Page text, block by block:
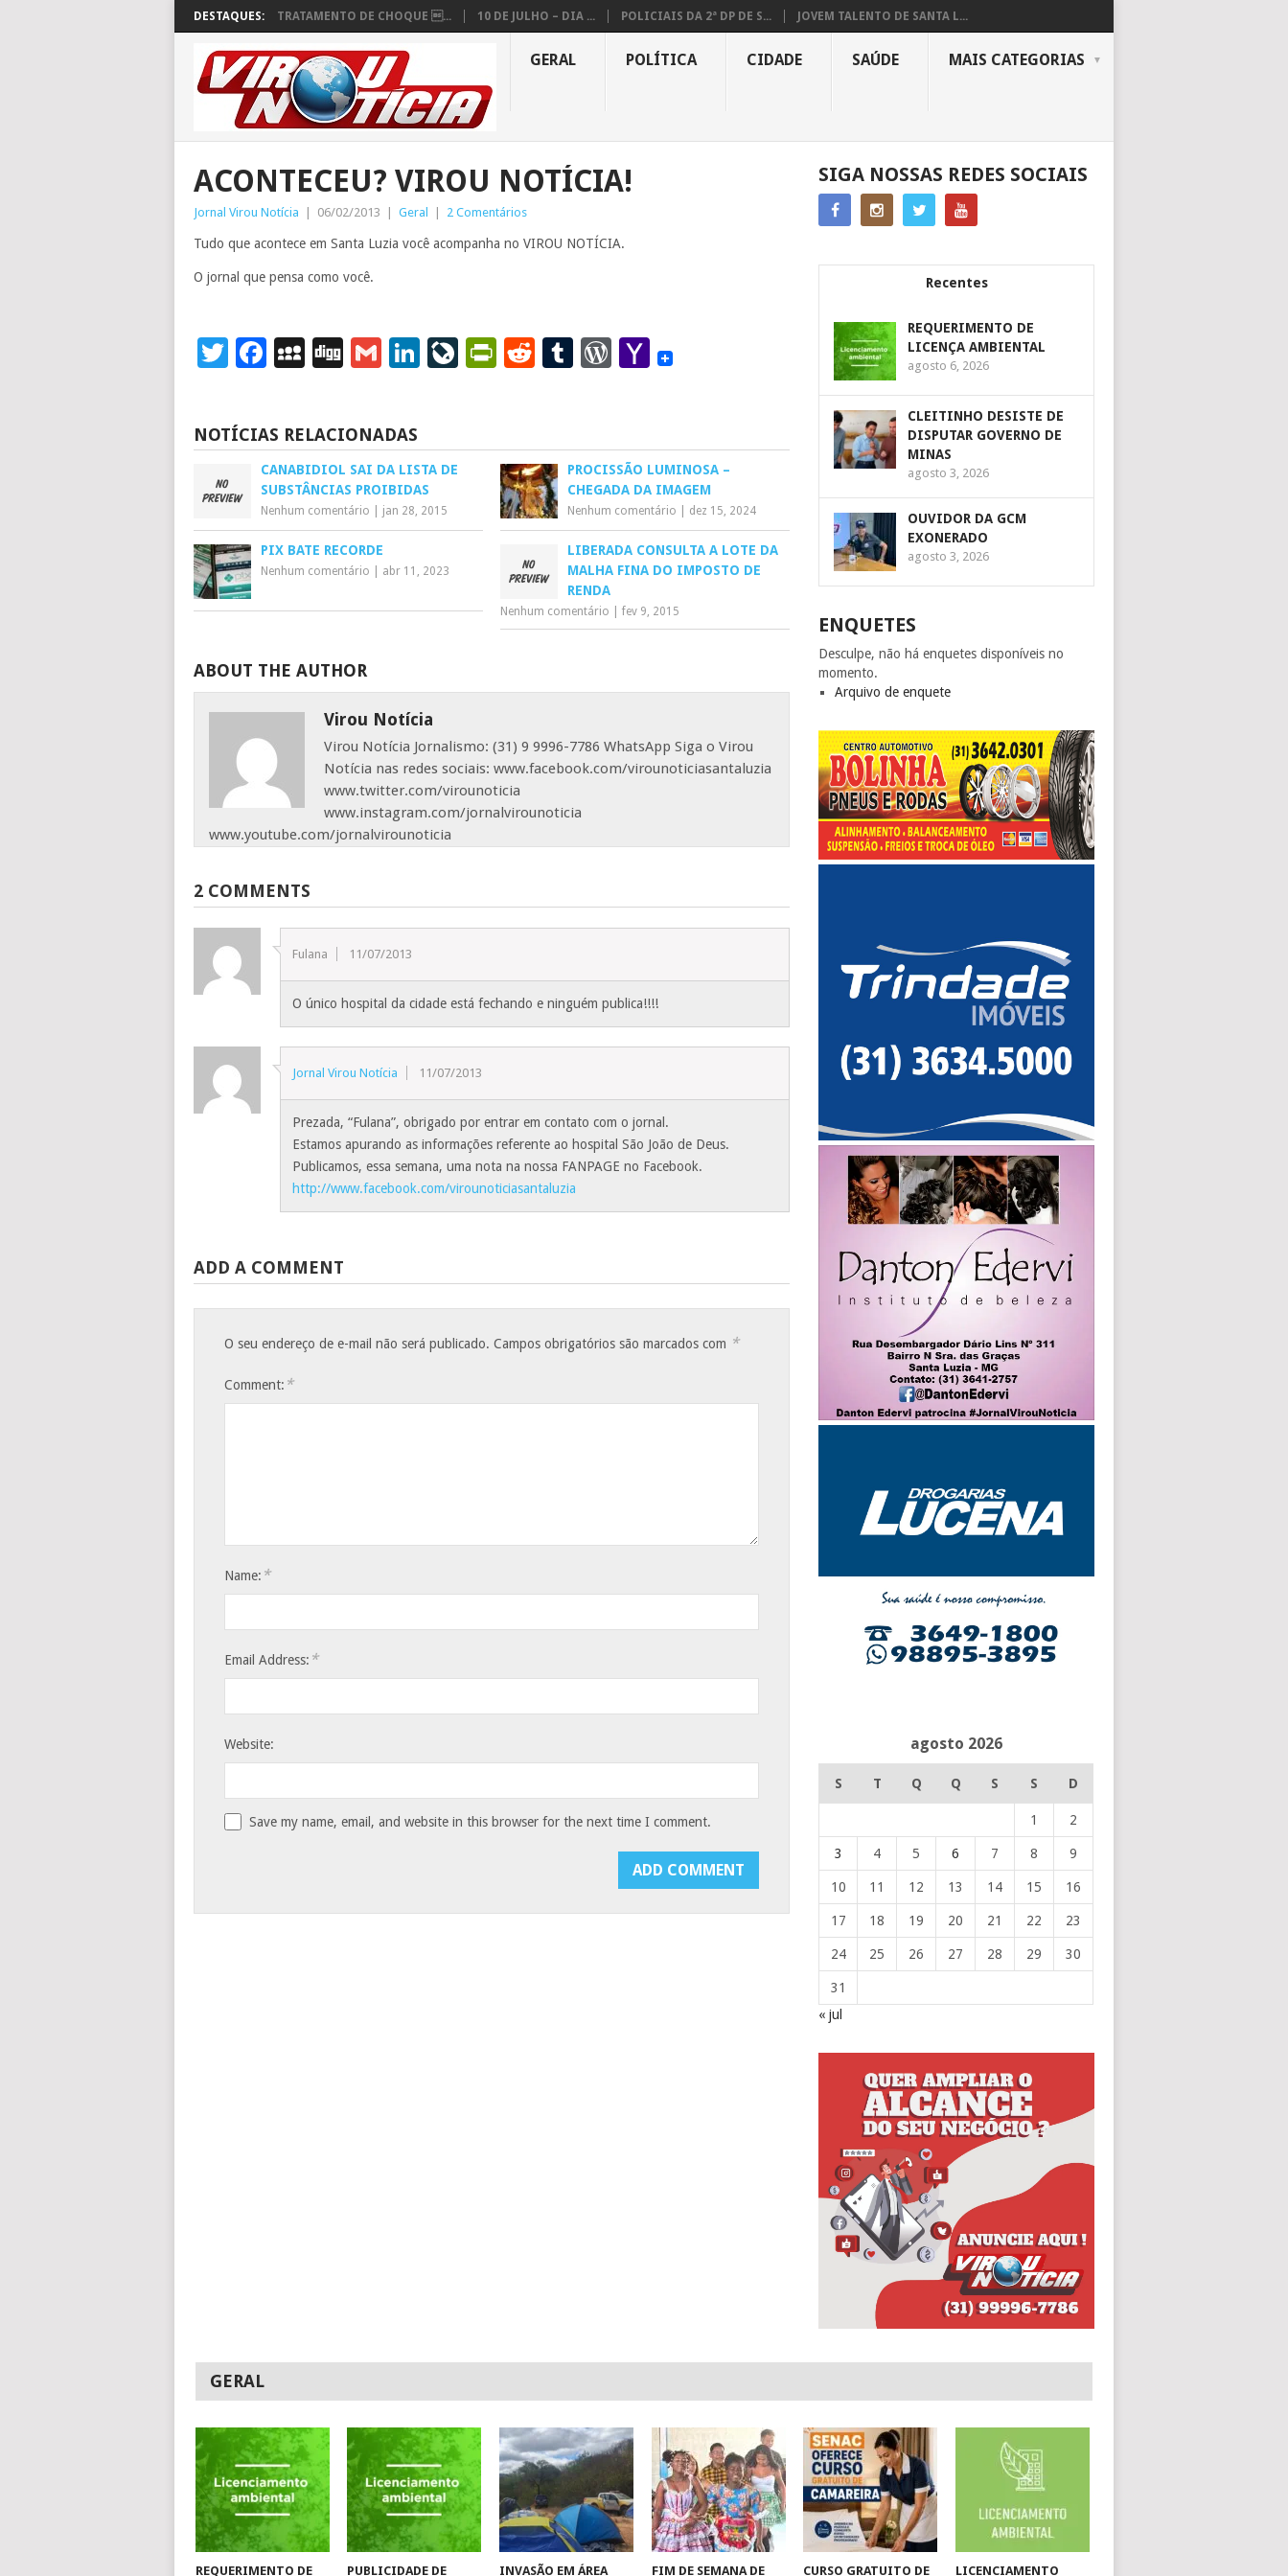
DESTAQUES: TRATAMENTO DE CHOQUE ... 10 DE JULHO – DIA ... POLICIAIS DA 2ª DP DE S... JOVEM TALENTO DE SANTA L...
GERAL POLÍTICA CIDADE SAÚDE MAIS CATEGORIAS
ACONTECEU? VIROU NOTÍCIA!
Jornal Virou Notícia 06/02/2013 Geral 2 Comentários
Tudo que acontece em Santa Luzia você acompanha no VIROU NOTÍCIA.
O jornal que pensa como você.
Twitter
Facebook
MySpace
DiggGmailLinkedIn
LiveJournal
PrintFriendly
RedditTumblr
WordPress
Yahoo
NOTÍCIAS RELACIONADAS
CANABIDIOL SAI DA LISTA DE
SUBSTÂNCIAS PROIBIDAS
Nenhum comentário jan 28, 2015
PROCISSÃO LUMINOSA –
CHEGADA DA IMAGEM
Nenhum comentário dez 15, 2024
PIX BATE RECORDE
Nenhum comentário abr 11, 2023
LIBERADA CONSULTA A LOTE DA
MALHA FINA DO IMPOSTO DE
RENDA
Nenhum comentário |fev 9, 2015
ABOUT THE AUTHOR
Virou Notícia
Virou Notícia Jornalismo: (31) 9 9996-7786 WhatsApp Siga o Virou
Notícia nas redes sociais: www.facebook.com/virounoticiasantaluzia
www.twitter.com/virounoticia
www.instagram.com/jornalvirounoticia
www.youtube.com/jornalvirounoticia
2 COMMENTS
Fulana 11/07/2013
O único hospital da cidade está fechando e ninguém publica!!!!
Jornal Virou Notícia 11/07/2013
Prezada, “Fulana”, obrigado por entrar em contato com o jornal.
Estamos apurando as informações referente ao hospital São João de Deus.
Publicamos, essa semana, uma nota na nossa FANPAGE no Facebook.
http://www.facebook.com/virounoticiasantaluzia
ADD A COMMENT
O seu endereço de e-mail não será publicado. Campos obrigatórios são marcados com *
Comment: *
Name: *
Email Address: *
Website:
Save my name, email, and website in this browser for the next time I comment.
SIGA NOSSAS REDES SOCIAIS
Recentes
REQUERIMENTO DE
LICENÇA AMBIENTAL
agosto 6, 2026
CLEITINHO DESISTE DE
DISPUTAR GOVERNO DE
MINAS
agosto 3, 2026
OUVIDOR DA GCM
EXONERADO
agosto 3, 2026
ENQUETES
Desculpe, não há enquetes disponíveis no
momento.
Arquivo de enquete
agosto 2026
S T Q Q S S D
1 2
3 4 5 6 7 8 9
10 11 12 13 14 15 16
17 18 19 20 21 22 23
24 25 26 27 28 29 30
31
« jul
GERAL
REQUERIMENTO DE PUBLICIDADE DE INVASÃO EM ÁREA FIM DE SEMANA DE CURSO GRATUITO DE LICENCIAMENTO